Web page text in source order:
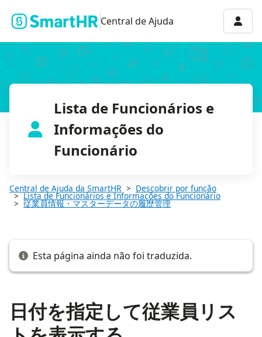
Central de Ajuda
Lista de Funcionários e
Informações do
Funcionário
Central de Ajuda da SmartHR Descobrir por função
Lista de Funcionários e Informações do Funcionário
従業員情報・マスターデータの履歴管理
Esta página ainda não foi traduzida.
日付を指定して従業員リス